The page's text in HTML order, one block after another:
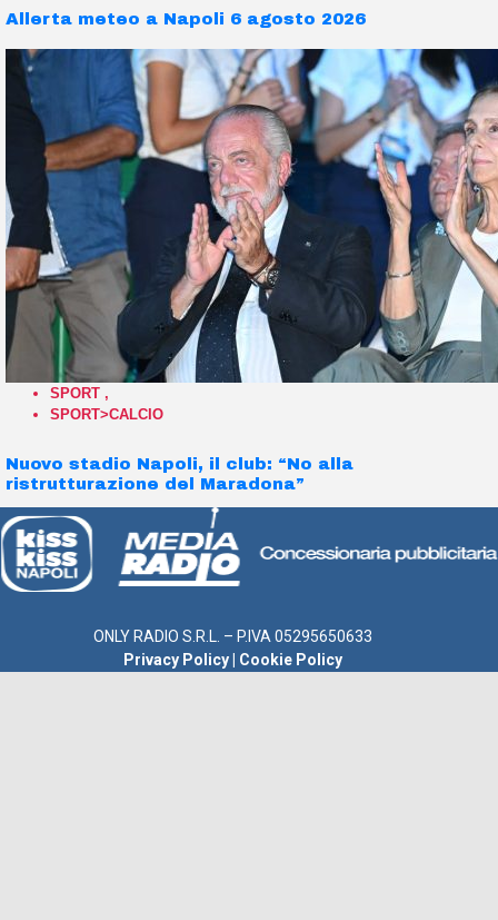
Allerta meteo a Napoli 6 agosto 2026
SPORT ,
SPORT>CALCIO
Nuovo stadio Napoli, il club: “No alla
ristrutturazione del Maradona”
ONLY RADIO S.R.L. – P.IVA 05295650633
Privacy Policy
Cookie Policy